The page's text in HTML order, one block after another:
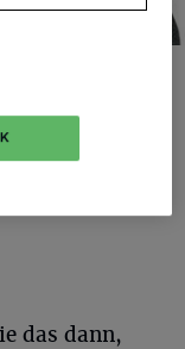
mit dem Leben
bewahrt.
das dann,